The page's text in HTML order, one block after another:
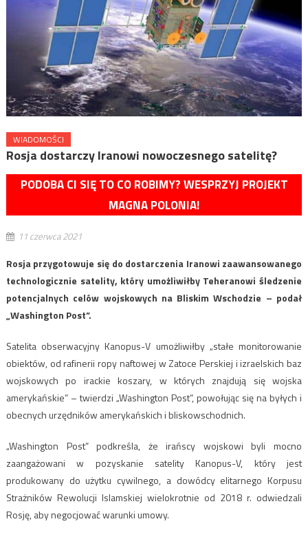
WIADOMOŚCI
Rosja dostarczy Iranowi nowoczesnego satelitę?
PODOBA CI SIĘ TO CO ROBIMY? WESPRZYJ PROJEKT
MAGNA POLONIA!
11 czerwca 2021
Rosja przygotowuje się do dostarczenia Iranowi zaawansowanego
technologicznie satelity, który umożliwiłby Teheranowi śledzenie
potencjalnych celów wojskowych na Bliskim Wschodzie – podał
„Washington Post”.
Satelita obserwacyjny Kanopus-V umożliwiłby „stałe monitorowanie
obiektów, od rafinerii ropy naftowej w Zatoce Perskiej i izraelskich baz
wojskowych po irackie koszary, w których znajdują się wojska
amerykańskie” – twierdzi „Washington Post”, powołując się na byłych i
obecnych urzędników amerykańskich i bliskowschodnich.
„Washington Post” podkreśla, że irańscy wojskowi byli mocno
zaangażowani w pozyskanie satelity Kanopus-V, który jest
produkowany do użytku cywilnego, a dowódcy elitarnego Korpusu
Strażników Rewolucji Islamskiej wielokrotnie od 2018 r. odwiedzali
Rosję, aby negocjować warunki umowy.